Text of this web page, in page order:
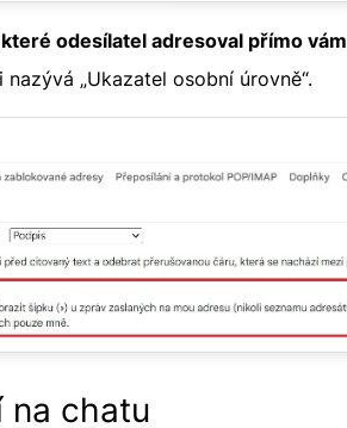
odesílatel adresoval přímo vám
„Ukazatel osobní úrovně“.
na chatu